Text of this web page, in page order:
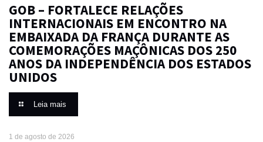
GOB – FORTALECE RELAÇÕES
INTERNACIONAIS EM ENCONTRO NA
EMBAIXADA DA FRANÇA DURANTE AS
COMEMORAÇÕES MAÇÔNICAS DOS 250
ANOS DA INDEPENDÊNCIA DOS ESTADOS
UNIDOS
Leia mais
1 de agosto de 2026